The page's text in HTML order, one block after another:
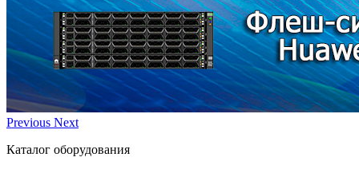
Previous Next
Каталог оборудования